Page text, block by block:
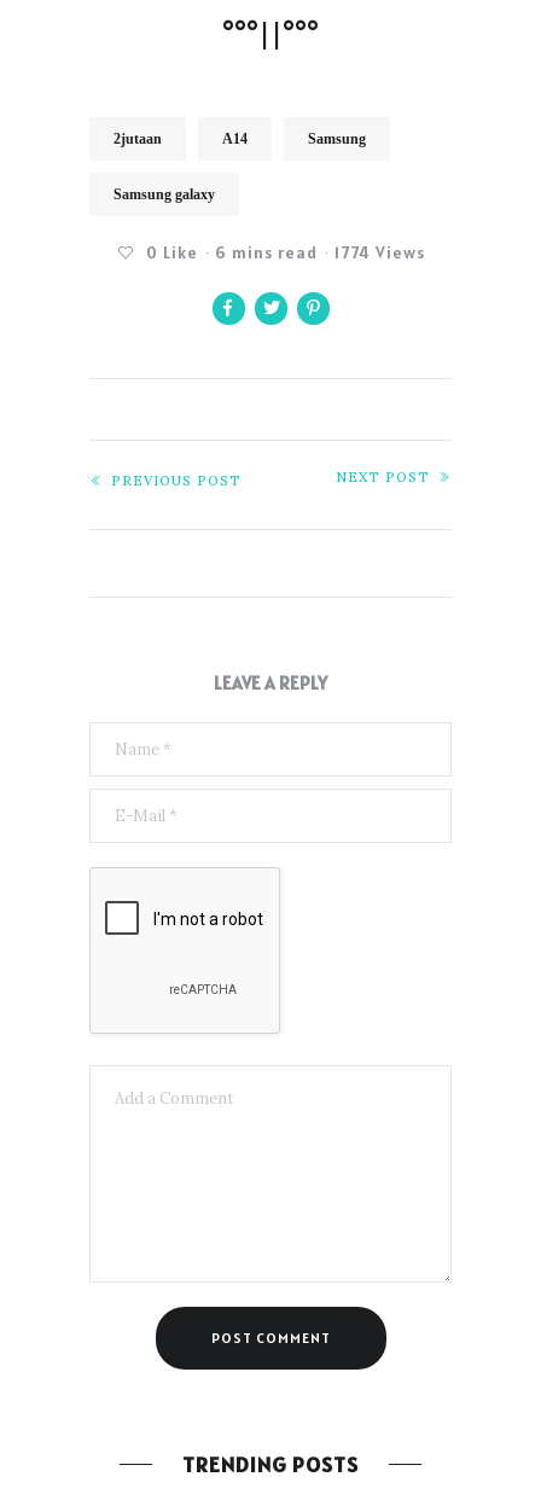
°°°||°°°
2jutaan A14 Samsung
Samsung galaxy
0 Like 6 mins read 1774 Views
PREVIOUS POST NEXT POST
LEAVE A REPLY
TRENDING POSTS